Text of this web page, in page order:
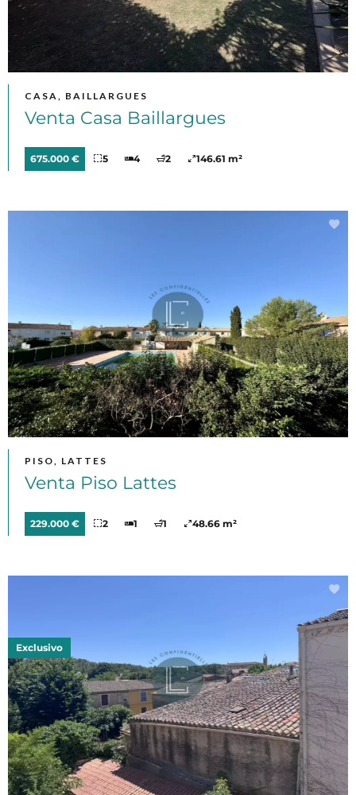
CASA, BAILLARGUES
Venta Casa Baillargues
675.000 € 5 4 2 146.61 m²
PISO, LATTES
Venta Piso Lattes
229.000 € 2 1 1 48.66 m²
Exclusivo